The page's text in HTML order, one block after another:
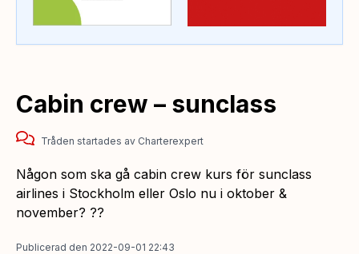
Cabin crew – sunclass
Tråden startades av Charterexpert
Någon som ska gå cabin crew kurs för sunclass
airlines i Stockholm eller Oslo nu i oktober &
november? ??
Publicerad den 2022-09-01 22:43